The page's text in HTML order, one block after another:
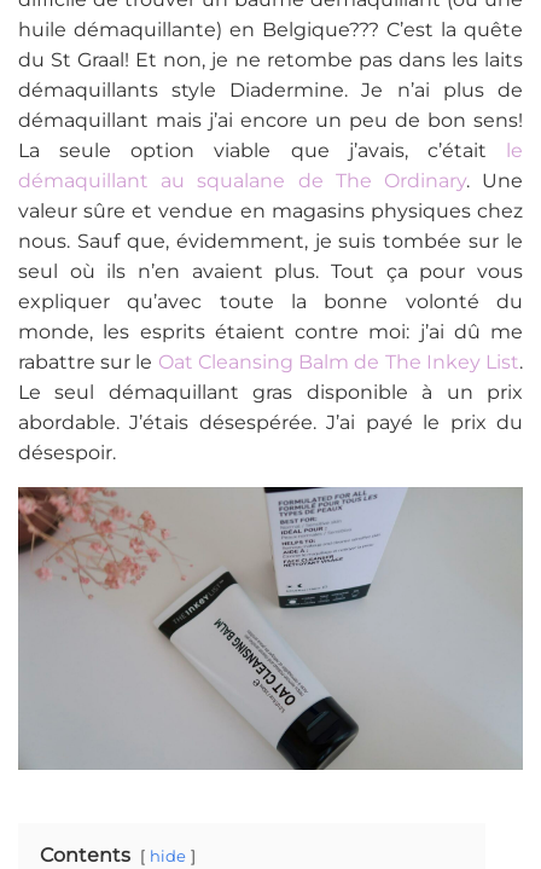
huile démaquillante) en Belgique??? C’est la quête
du St Graal! Et non, je ne retombe pas dans les laits
démaquillants style Diadermine. Je n’ai plus de
démaquillant mais j’ai encore un peu de bon sens!
La seule option viable que j’avais, c’était
le
démaquillant au squalane de The Ordinary. Une
valeur sûre et vendue en magasins physiques chez
nous. Sauf que, évidemment, je suis tombée sur le
seul où ils n’en avaient plus. Tout ça pour vous
expliquer qu’avec toute la bonne volonté du
monde, les esprits étaient contre moi: j’ai dû me
rabattre sur le Oat Cleansing Balm de The Inkey List.
Le seul démaquillant gras disponible à un prix
abordable. J’étais désespérée. J’ai payé le prix du
désespoir.
Contents hide